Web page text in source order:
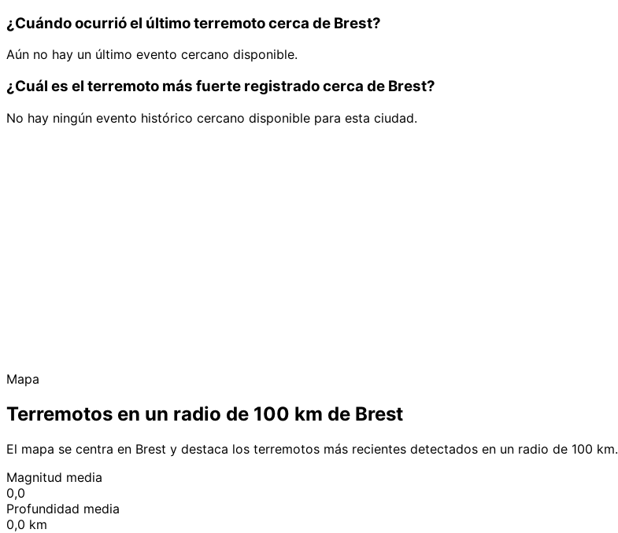
¿Cuándo ocurrió el último terremoto cerca de Brest?
Aún no hay un último evento cercano disponible.
¿Cuál es el terremoto más fuerte registrado cerca de Brest?
No hay ningún evento histórico cercano disponible para esta ciudad.
Mapa
Terremotos en un radio de 100 km de Brest
El mapa se centra en Brest y destaca los terremotos más recientes detectados en un radio de 100 km.
Magnitud media
0,0
Profundidad media
0,0 km